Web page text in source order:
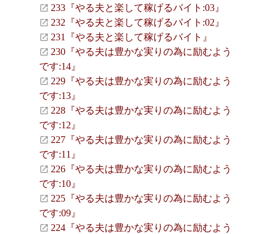
233『やる夫と楽して稼げるバイト:03』
232『やる夫と楽して稼げるバイト:02』
231『やる夫と楽して稼げるバイト』
230『やる夫は豊かな実りの為に励むよう
です:14』
229『やる夫は豊かな実りの為に励むよう
です:13』
228『やる夫は豊かな実りの為に励むよう
です:12』
227『やる夫は豊かな実りの為に励むよう
です:11』
226『やる夫は豊かな実りの為に励むよう
です:10』
225『やる夫は豊かな実りの為に励むよう
です:09』
224『やる夫は豊かな実りの為に励むよう